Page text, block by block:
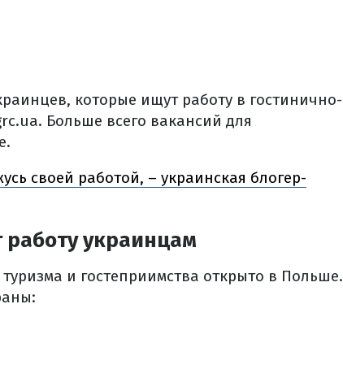
которые ищут работу в гостинично-
Больше всего вакансий для
своей работой, – украинская блогер-
работу украинцам
и гостеприимства открыто в Польше.